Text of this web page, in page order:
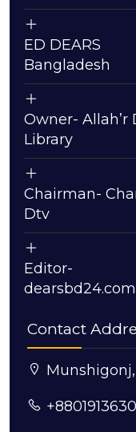
ED DEARS
Bangladesh
Owner- Allah’r
Library
Chairman-
Dtv
Editor-
dearsbd24.com
Contact